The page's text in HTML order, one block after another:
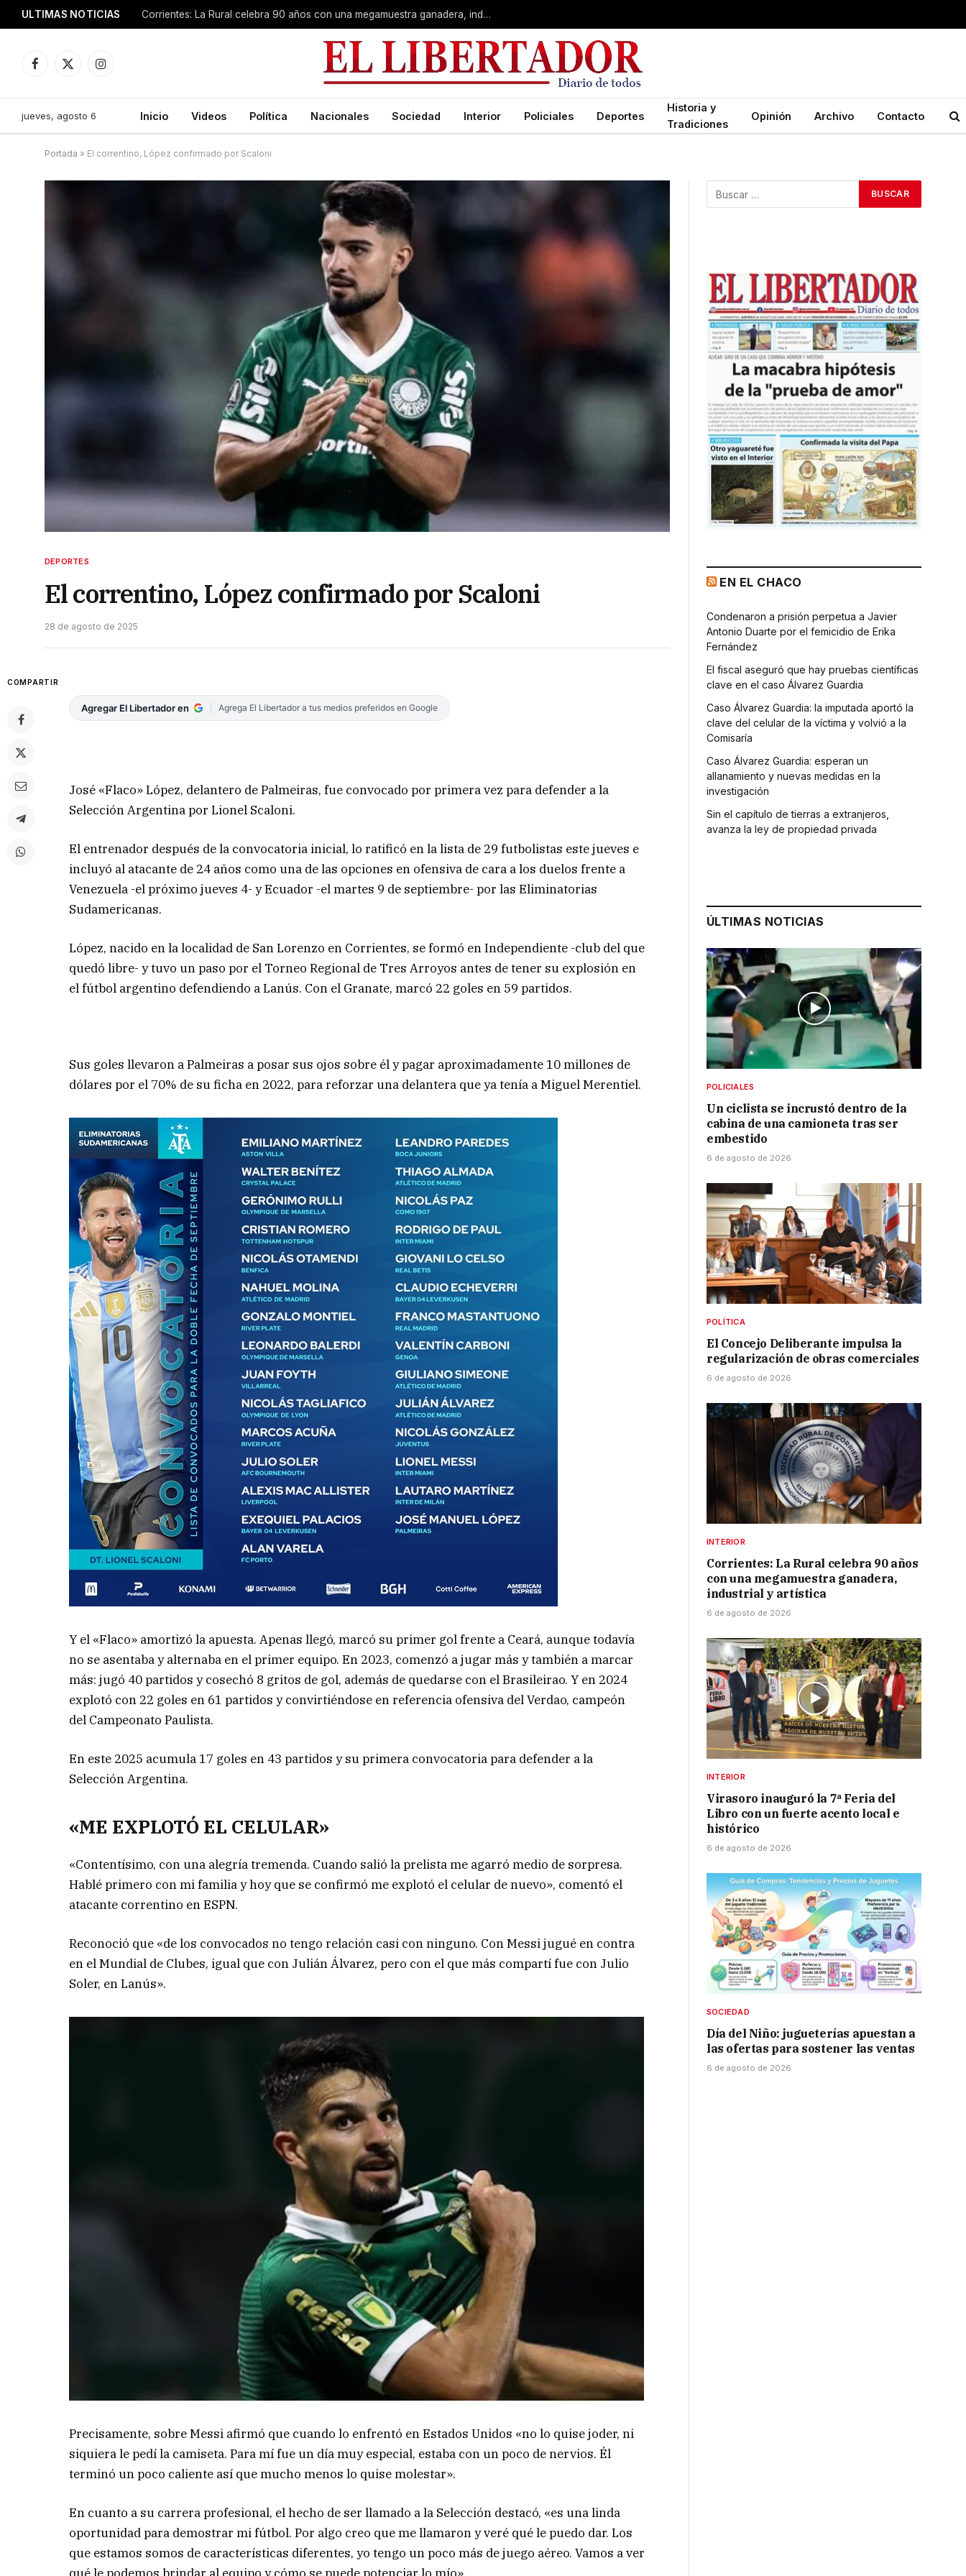
ULTIMAS NOTICIAS Corrientes: La Rural celebra 90 años con una megamuestra ganadera, industrial y artística
Facebook
X
Instagram
jueves, agosto 6 Inicio Videos Política Nacionales Sociedad Interior Policiales Deportes
Historia y
Tradiciones
Opinión Archivo Contacto
Portada » El correntino, López confirmado por Scaloni
DEPORTES
El correntino, López confirmado por Scaloni
28 de agosto de 2025
COMPARTIR
Agregar El Libertador en Agrega El Libertador a tus medios preferidos en Google
José «Flaco» López, delantero de Palmeiras, fue convocado por primera vez para defender a la
Selección Argentina por Lionel Scaloni.
El entrenador después de la convocatoria inicial, lo ratificó en la lista de 29 futbolistas este jueves e
incluyó al atacante de 24 años como una de las opciones en ofensiva de cara a los duelos frente a
Venezuela -el próximo jueves 4- y Ecuador -el martes 9 de septiembre- por las Eliminatorias
Sudamericanas.
López, nacido en la localidad de San Lorenzo en Corrientes, se formó en Independiente -club del que
quedó libre- y tuvo un paso por el Torneo Regional de Tres Arroyos antes de tener su explosión en
el fútbol argentino defendiendo a Lanús. Con el Granate, marcó 22 goles en 59 partidos.
Sus goles llevaron a Palmeiras a posar sus ojos sobre él y pagar aproximadamente 10 millones de
dólares por el 70% de su ficha en 2022, para reforzar una delantera que ya tenía a Miguel Merentiel.
Y el «Flaco» amortizó la apuesta. Apenas llegó, marcó su primer gol frente a Ceará, aunque todavía
no se asentaba y alternaba en el primer equipo. En 2023, comenzó a jugar más y también a marcar
más: jugó 40 partidos y cosechó 8 gritos de gol, además de quedarse con el Brasileirao. Y en 2024
explotó con 22 goles en 61 partidos y convirtiéndose en referencia ofensiva del Verdao, campeón
del Campeonato Paulista.
En este 2025 acumula 17 goles en 43 partidos y su primera convocatoria para defender a la
Selección Argentina.
«ME EXPLOTÓ EL CELULAR»
«Contentísimo, con una alegría tremenda. Cuando salió la prelista me agarró medio de sorpresa.
Hablé primero con mi familia y hoy que se confirmó me explotó el celular de nuevo», comentó el
atacante correntino en ESPN.
Reconoció que «de los convocados no tengo relación casi con ninguno. Con Messi jugué en contra
en el Mundial de Clubes, igual que con Julián Álvarez, pero con el que más compartí fue con Julio
Soler, en Lanús».
Precisamente, sobre Messi afirmó que cuando lo enfrentó en Estados Unidos «no lo quise joder, ni
siquiera le pedí la camiseta. Para mí fue un día muy especial, estaba con un poco de nervios. Él
terminó un poco caliente así que mucho menos lo quise molestar».
En cuanto a su carrera profesional, el hecho de ser llamado a la Selección destacó, «es una linda
oportunidad para demostrar mi fútbol. Por algo creo que me llamaron y veré qué le puedo dar. Los
que estamos somos de características diferentes, yo tengo un poco más de juego aéreo. Vamos a ver
EN EL CHACO
Condenaron a prisión perpetua a Javier
Antonio Duarte por el femicidio de Erika
Fernández
El fiscal aseguró que hay pruebas científicas
clave en el caso Álvarez Guardia
Caso Álvarez Guardia: la imputada aportó la
clave del celular de la víctima y volvió a la
Comisaría
Caso Álvarez Guardia: esperan un
allanamiento y nuevas medidas en la
investigación
Sin el capítulo de tierras a extranjeros,
avanza la ley de propiedad privada
ÚLTIMAS NOTICIAS
POLICIALES
Un ciclista se incrustó dentro de la
cabina de una camioneta tras ser
embestido
6 de agosto de 2026
POLÍTICA
El Concejo Deliberante impulsa la
regularización de obras comerciales
6 de agosto de 2026
INTERIOR
Corrientes: La Rural celebra 90 años
con una megamuestra ganadera,
industrial y artística
6 de agosto de 2026
INTERIOR
Virasoro inauguró la 7ª Feria del
Libro con un fuerte acento local e
histórico
6 de agosto de 2026
SOCIEDAD
Día del Niño: jugueterías apuestan a
las ofertas para sostener las ventas
6 de agosto de 2026